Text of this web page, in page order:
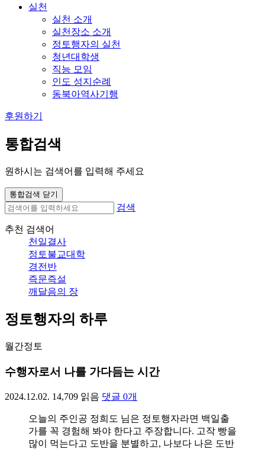
실천
실천 소개
실천장소 소개
정토행자의 실천
청년대학생
직능 모임
인도 성지순례
동북아역사기행
후원하기
통합검색
원하시는 검색어를 입력해 주세요
통합검색 닫기
검색
추천 검색어
천일결사
정토불교대학
경전반
즉문즉설
깨달음의 장
정토행자의 하루
월간정토
수행자로서 나를 가다듬는 시간
2024.12.02. 14,709 읽음 댓글 0개
오늘의 주인공 정희도 님은 정토행자라면 백일출
가를 꼭 경험해 봐야 한다고 주장합니다. 고작 빵을
많이 먹는다고 도반을 분별하고, 나보다 나은 도반